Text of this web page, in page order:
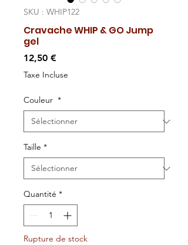
SKU : WHIP122
Cravache WHIP & GO Jump
gel
12,50 €Prix
Taxe Incluse
Couleur *
Taille *
Quantité *
Rupture de stock